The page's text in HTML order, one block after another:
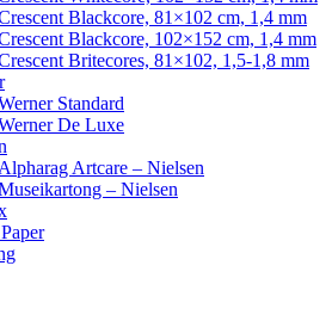
Blackcore, 81×102 cm, 1,4 mm
Blackcore, 102×152 cm, 1,4 mm
Britecores, 81×102, 1,5-1,8 mm
Standard
De Luxe
Alpharag Artcare – Nielsen
– Nielsen